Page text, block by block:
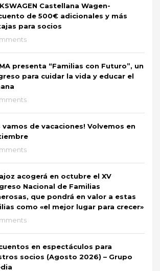
Castellana Wagen-
de 500€ adicionales y más
para socios
presenta “Familias con Futuro”, un
para cuidar la vida y educar el
vamos de vacaciones! Volvemos en
acogerá en octubre el XV
Nacional de Familias
que pondrá en valor a estas
como «el mejor lugar para crecer»
en espectáculos para
socios (Agosto 2026) – Grupo